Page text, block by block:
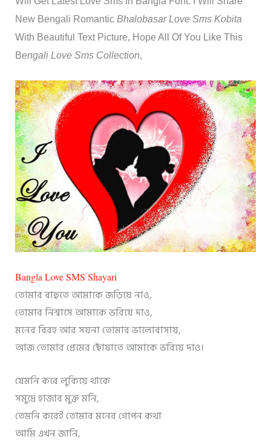
New Bengali Romantic Bhalobasar Love Sms Kobita
With Beautiful Text Picture, Hope All Of You Like This
BEngali Love Sms Collection,
Bangla Love SMS Shayari
তোমার বাহুতে আমাকে জড়িয়ে নাও,
তোমার নিশ্বাসে আমাকে ভরিয়ে দাও,
মনের বিরহ আর সয়না তোমার ভালোবাসায়,
আজ তোমার প্রেমের ছোঁয়াতে আমাকে ভরিয়ে দাও।
যেমনি করে লুকিয়ে থাকে
সমুদ্রে হাজার মুক্ত মনি,
তেমনি করেই তোমার মনের গোপন কথা
আমি এখন জানি,